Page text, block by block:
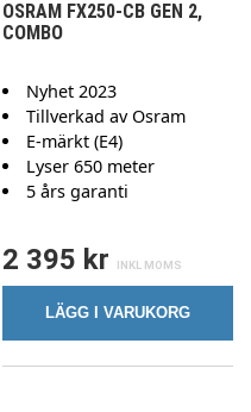
OSRAM FX250-CB GEN 2,
COMBO
Nyhet 2023
Tillverkad av Osram
E-märkt (E4)
Lyser 650 meter
5 års garanti
2 395 kr
LÄGG I VARUKORG